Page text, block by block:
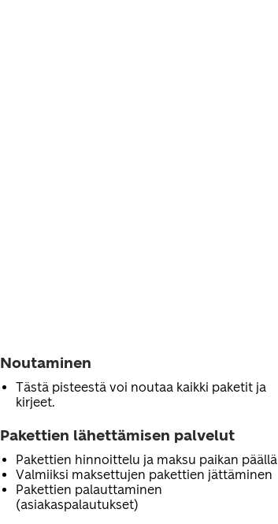
Noutaminen
Tästä pisteestä voi noutaa kaikki paketit ja
kirjeet.
Pakettien lähettämisen palvelut
Pakettien hinnoittelu ja maksu paikan päällä
Valmiiksi maksettujen pakettien jättäminen
Pakettien palauttaminen
(asiakaspalautukset)